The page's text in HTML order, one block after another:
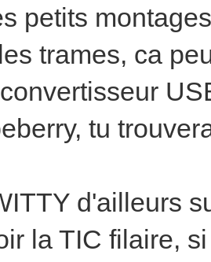
petits
trames, ca
tu
d'ailleurs
la TIC filaire,